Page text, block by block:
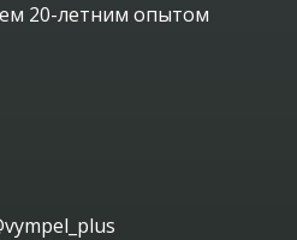
20-летним опытом